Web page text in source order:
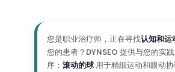
您是职业治疗师，正在寻找认知和运
您的患者？DYNSEO 提供与您的实
序： 滚动的球用于精细运动和眼动协